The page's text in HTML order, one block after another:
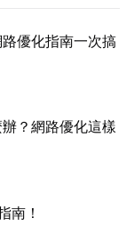
優化指南一次搞
？網路優化這樣
南！